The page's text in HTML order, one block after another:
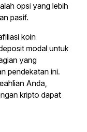
opsi yang lebih
pasif.
koin
modal untuk
yang
pendekatan ini.
Anda,
kripto dapat